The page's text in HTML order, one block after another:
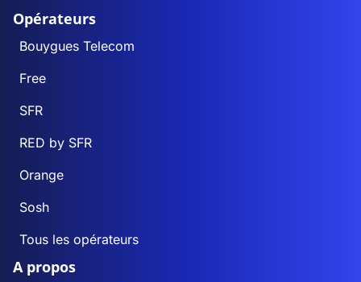
Opérateurs
Bouygues Telecom
Free
SFR
RED by SFR
Orange
Sosh
Tous les opérateurs
A propos